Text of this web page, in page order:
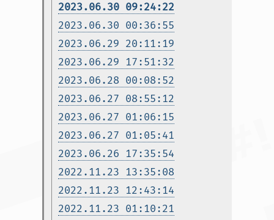
2023.06.30 09:24:22
2023.06.30 00:36:55
2023.06.29 20:11:19
2023.06.29 17:51:32
2023.06.28 00:08:52
2023.06.27 08:55:12
2023.06.27 01:06:15
2023.06.27 01:05:41
2023.06.26 17:35:54
2022.11.23 13:35:08
2022.11.23 12:43:14
2022.11.23 01:10:21